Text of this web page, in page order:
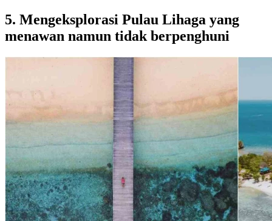
5. Mengeksplorasi Pulau Lihaga yang
menawan namun tidak berpenghuni